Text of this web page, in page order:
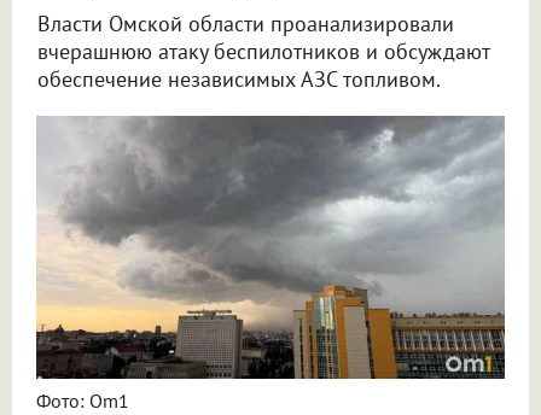
Власти Омской области проанализировали
вчерашнюю атаку беспилотников и обсуждают
обеспечение независимых АЗС топливом.
Фото: Om1